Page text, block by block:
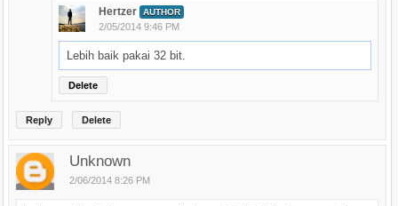
Hertzer AUTHOR
2/05/2014 9:46 PM
Lebih baik pakai 32 bit.
Delete
Reply Delete
Unknown
2/06/2014 8:26 PM